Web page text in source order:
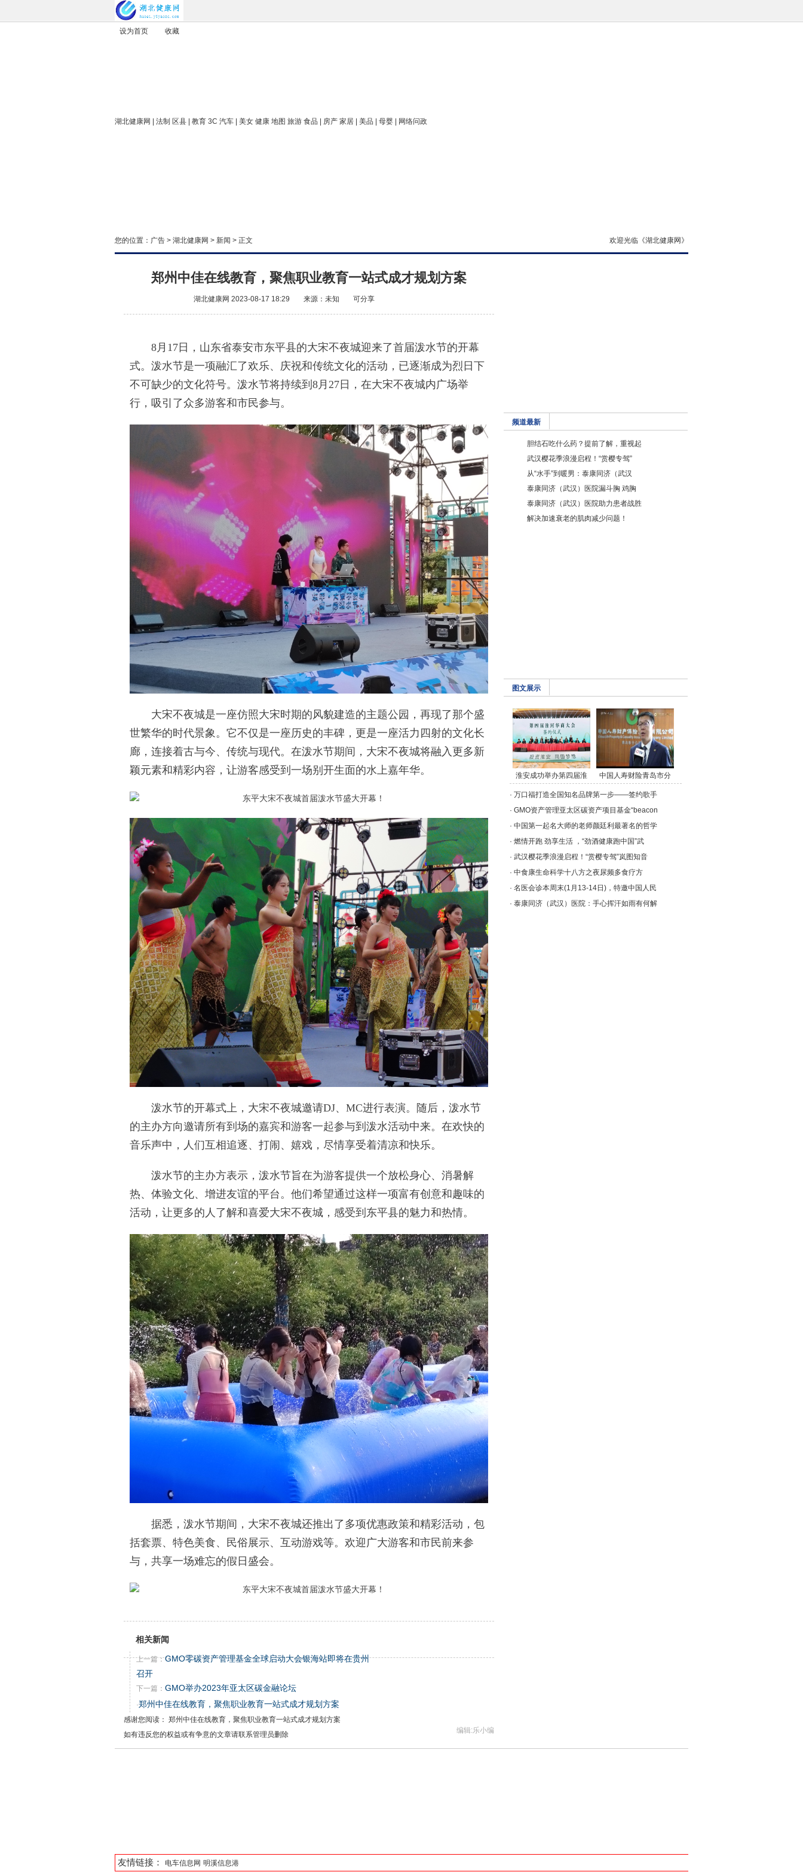
设为首页 收藏
湖北健康网 | 法制 区县 | 教育 3C 汽车 | 美女 健康 地图 旅游 食品 | 房产 家居 | 美品 | 母婴 | 网络问政
您的位置： 广告 > 湖北健康网 > 新闻 > 正文 欢迎光临《湖北健康网》
郑州中佳在线教育，聚焦职业教育一站式成才规划方案
湖北健康网 2023-08-17 18:29 来源：未知 可分享
8月17日，山东省泰安市东平县的大宋不夜城迎来了首届泼水节的开幕
式。泼水节是一项融汇了欢乐、庆祝和传统文化的活动，已逐渐成为烈日下
不可缺少的文化符号。泼水节将持续到8月27日，在大宋不夜城内广场举
行，吸引了众多游客和市民参与。
大宋不夜城是一座仿照大宋时期的风貌建造的主题公园，再现了那个盛
世繁华的时代景象。它不仅是一座历史的丰碑，更是一座活力四射的文化长
廊，连接着古与今、传统与现代。在泼水节期间，大宋不夜城将融入更多新
颖元素和精彩内容，让游客感受到一场别开生面的水上嘉年华。
泼水节的开幕式上，大宋不夜城邀请DJ、MC进行表演。随后，泼水节
的主办方向邀请所有到场的嘉宾和游客一起参与到泼水活动中来。在欢快的
音乐声中，人们互相追逐、打闹、嬉戏，尽情享受着清凉和快乐。
泼水节的主办方表示，泼水节旨在为游客提供一个放松身心、消暑解
热、体验文化、增进友谊的平台。他们希望通过这样一项富有创意和趣味的
活动，让更多的人了解和喜爱大宋不夜城，感受到东平县的魅力和热情。
据悉，泼水节期间，大宋不夜城还推出了多项优惠政策和精彩活动，包
括套票、特色美食、民俗展示、互动游戏等。欢迎广大游客和市民前来参
与，共享一场难忘的假日盛会。
相关新闻
上一篇：GMO零碳资产管理基金全球启动大会银海站即将在贵州
召开
下一篇： GMO举办2023年亚太区碳金融论坛
·郑州中佳在线教育，聚焦职业教育一站式成才规划方案
感谢您阅读： 郑州中佳在线教育，聚焦职业教育一站式成才规划方案
如有违反您的权益或有争意的文章请联系管理员删除
编辑:乐小编
频道最新
胆结石吃什么药？提前了解，重视起
武汉樱花季浪漫启程！“赏樱专驾”
从“水手”到暖男：泰康同济（武汉
泰康同济（武汉）医院漏斗胸 鸡胸
泰康同济（武汉）医院助力患者战胜
解决加速衰老的肌肉减少问题！
图文展示
淮安成功举办第四届淮 中国人寿财险青岛市分
· 万口福打造全国知名品牌第一步——签约歌手
· GMO资产管理亚太区碳资产项目基金“beacon
· 中国第一起名大师的老师颜廷利最著名的哲学
· 燃情开跑 劲享生活 ，“劲酒健康跑中国”武
· 武汉樱花季浪漫启程！“赏樱专驾”岚图知音
· 中食康生命科学十八方之夜尿频多食疗方
· 名医会诊本周末(1月13-14日)，特邀中国人民
· 泰康同济（武汉）医院：手心挥汗如雨有何解
友情链接： 电车信息网 明溪信息港